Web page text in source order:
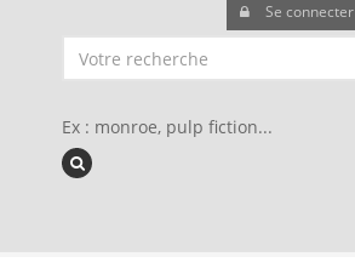
Se connecter
Ex : monroe, pulp fiction...